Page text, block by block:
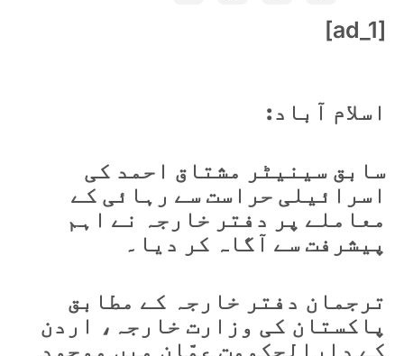
[ad_1]
اسلام آباد:
سابق سینیٹر مشتاق احمد کی
اسرائیلی حراست سے رہائی کے
معاملے پر دفتر خارجہ نے اہم
پیشرفت سے آگاہ کر دیا۔
ترجمان دفتر خارجہ کے مطابق
پاکستان کی وزارت خارجہ، اردن
کے دارالحکومت عمّان میں موجود